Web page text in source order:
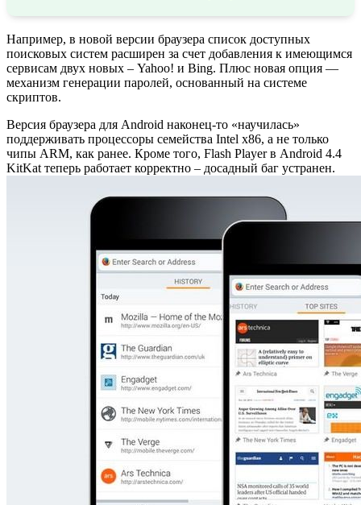
Например, в новой версии браузера список доступных
поисковых систем расширен за счет добавления к имеющимся
сервисам двух новых – Yahoo! и Bing. Плюс новая опция —
механизм генерации паролей, основанный на системе
скриптов.
Версия браузера для Android наконец-то «научилась»
поддерживать процессоры семейства Intel x86, а не только
чипы ARM, как ранее. Кроме того, Flash Player в Android 4.4
KitKat теперь работает корректно – досадный баг устранен.